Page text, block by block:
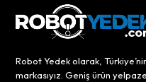
Robot Yedek olarak,
markasıyız. Geniş ürün